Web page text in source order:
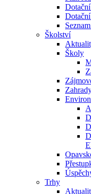
Školství
Školy
Trhy